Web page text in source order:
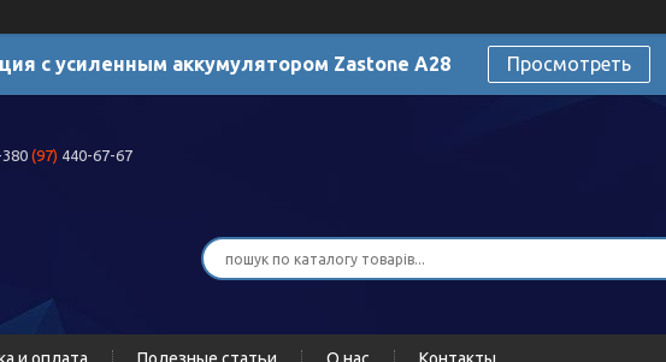
с усиленным аккумулятором Zastone A28 Просмотреть
(97) 440-67-67